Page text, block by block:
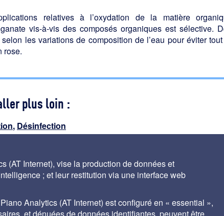
relatives à l’oxydation de la matière
vis-à-vis des composés organiques est
les variations de composition de l’eau pour éviter
rose.
plus loin :
, Désinfection
(AT Internet), vise la production de données et
; et leur restitution via une interface web
Analytics (AT Internet) est configuré en « essential »,